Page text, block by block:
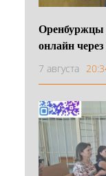
Оренбуржцы
онлайн
7 августа